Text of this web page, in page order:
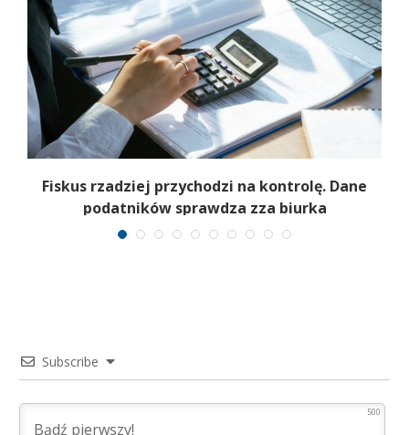
Fiskus rzadziej przychodzi na kontrolę. Dane
podatników sprawdza zza biurka
Subscribe
500